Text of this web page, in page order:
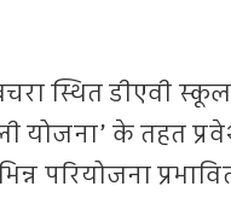
स्थित डीएवी
योजना’ के तहत
परियोजना